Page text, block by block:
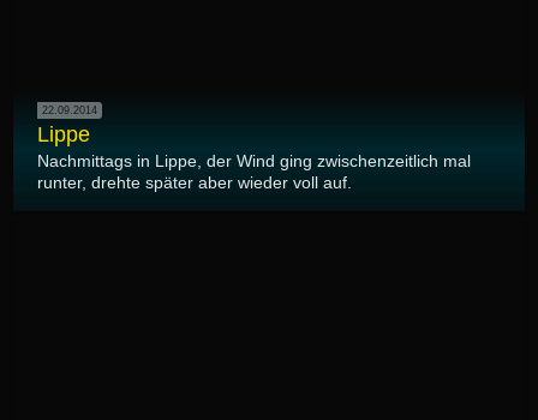
22.09.2014
Lippe
Nachmittags in Lippe, der Wind ging zwischenzeitlich mal
runter, drehte später aber wieder voll auf.